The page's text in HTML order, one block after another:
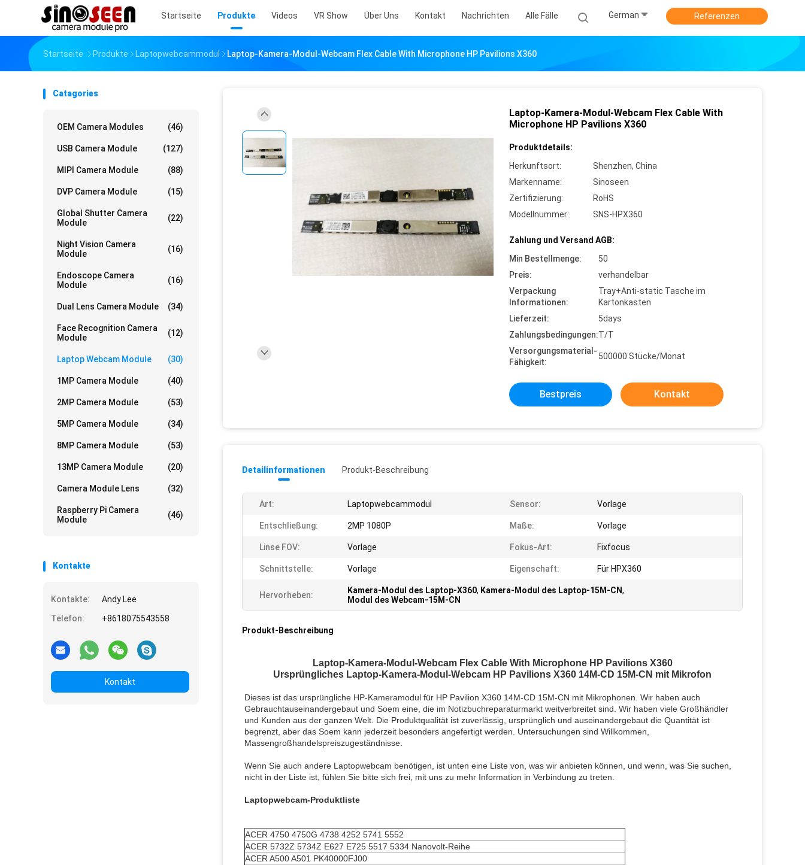
Startseite Produkte Videos VR Show Über Uns Kontakt Nachrichten Alle Fälle German Referenzen
Startseite Produkte Laptopwebcammodul Laptop-Kamera-Modul-Webcam Flex Cable With Microphone HP Pavilions X360
Catagories
OEM Camera Modules (46)
USB Camera Module (127)
MIPI Camera Module (88)
DVP Camera Module (15)
Global Shutter Camera
Module
(22)
Night Vision Camera
Module
(16)
Endoscope Camera
Module
(16)
Dual Lens Camera Module (34)
Face Recognition Camera
Module
(12)
Laptop Webcam Module (30)
1MP Camera Module (40)
2MP Camera Module (53)
5MP Camera Module (34)
8MP Camera Module (53)
13MP Camera Module (20)
Camera Module Lens (32)
Raspberry Pi Camera
Module
(46)
Kontakte
Kontakte:
Andy Lee
Telefon:
+8618075543558
Kontakt
Laptop-Kamera-Modul-Webcam Flex Cable With
Microphone HP Pavilions X360
Produktdetails:
Herkunftsort:
Shenzhen, China
Markenname:
Sinoseen
Zertifizierung:
RoHS
Modellnummer:
SNS-HPX360
Zahlung und Versand AGB:
Min Bestellmenge:
50
Preis:
verhandelbar
Verpackung
Informationen:
Tray+Anti-static Tasche im
Kartonkasten
Lieferzeit:
5days
Zahlungsbedingungen:T/T
Versorgungsmaterial-
Fähigkeit:
500000 Stücke/Monat
Bestpreis Kontakt
Detailinformationen Produkt-Beschreibung
Art: Laptopwebcammodul Sensor: Vorlage
Entschließung: 2MP 1080P Maße: Vorlage
Linse FOV: Vorlage Fokus-Art: Fixfocus
Schnittstelle: Vorlage Eigenschaft: Für HPX360
Hervorheben: Kamera-Modul des Laptop-X360, Kamera-Modul des Laptop-15M-CN,
Modul des Webcam-15M-CN
Produkt-Beschreibung
Laptop-Kamera-Modul-Webcam Flex Cable With Microphone HP Pavilions X360
Ursprüngliches Laptop-Kamera-Modul-Webcam HP Pavilions X360 14M-CD 15M-CN mit Mikrofon
Dieses ist das ursprüngliche HP-Kameramodul für HP Pavilion X360 14M-CD 15M-CN mit Mikrophonen. Wir haben auch
Gebrauchtauseinandergebaut und Soem eine, die im Notizbuchreparaturmarkt weitverbreitet sind. Wir haben viele Großhändler
und Kunden aus der ganzen Welt. Die Produktqualität ist zuverlässig, ursprünglich und auseinandergebaut die Quantität ist
begrenzt, aber das Soem kann jederzeit besonders angefertigt werden. Untersuchungen sind Willkommen,
Massengroßhandelspreiszugeständnisse.
Wenn Sie auch andere Laptopwebcam benötigen, ist unten eine Liste von, was wir anbieten können, und wenn, was Sie suchen,
nicht in der Liste ist, fühlen Sie bitte sich frei, mit uns zu mehr Information in Verbindung zu treten.
Laptopwebcam-Produktliste
ACER 4750 4750G 4738 4252 5741 5552
ACER 5732Z 5734Z E627 E725 5517 5334 Nanovolt-Reihe
ACER A500 A501 PK40000FJ00